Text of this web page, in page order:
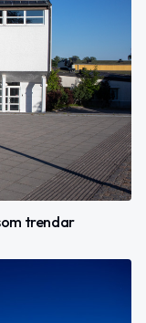
trendar